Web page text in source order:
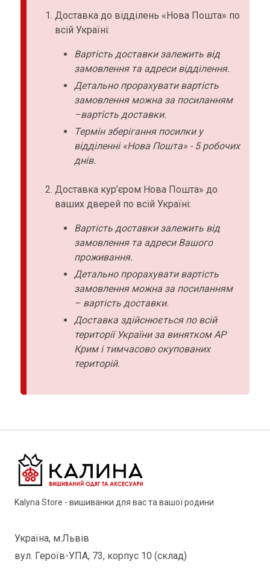
Доставка до відділень «Нова Пошта» по
всій Україні:
Вартість доставки залежить від
замовлення та адреси відділення.
Детально прорахувати вартість
замовлення можна за посиланням
–вартість доставки.
Термін зберігання посилки у
відділенні «Нова Пошта» - 5 робочих
днів.
Доставка кур’єром Нова Пошта» до
ваших дверей по всій Україні:
Вартість доставки залежить від
замовлення та адреси Вашого
проживання.
Детально прорахувати вартість
замовлення можна за посиланням
– вартість доставки.
Доставка здійснюється по всій
території України за винятком АР
Крим і тимчасово окупованих
територій.
Kalyna Store - вишиванки для вас та вашої родини
Україна, м.Львів
вул. Героїв-УПА, 73, корпус 10 (склад)